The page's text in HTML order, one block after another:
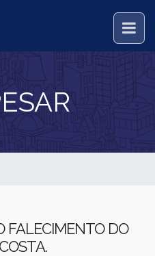
FALECIMENTO DO